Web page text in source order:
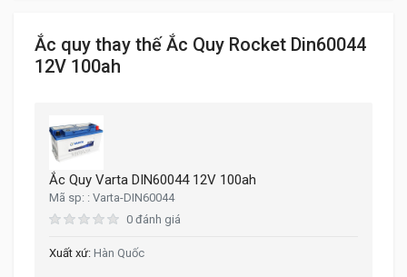
Ắc quy thay thế Ắc Quy Rocket Din60044
12V 100ah
Ắc Quy Varta DIN60044 12V 100ah
Varta-DIN60044
0 đánh giá
Hàn Quốc